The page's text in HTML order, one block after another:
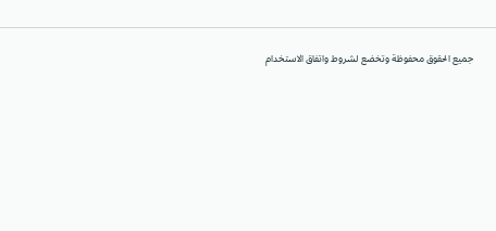
جميع الحقوق محفوظة وتخضع لشروط واتفاق الاستخدام